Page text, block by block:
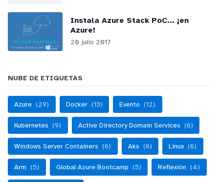
Instala Azure Stack PoC... ¡en
Azure!
20 julio 2017
NUBE DE ETIQUETAS
Azure (29) Docker (13) Evento (12)
Kubernetes (9) Active Directory Domain Services (6)
Windows Server Containers (6) Aks (6) Linux (6)
Arm (5) Global Azure Bootcamp (5) Reflexión (4)